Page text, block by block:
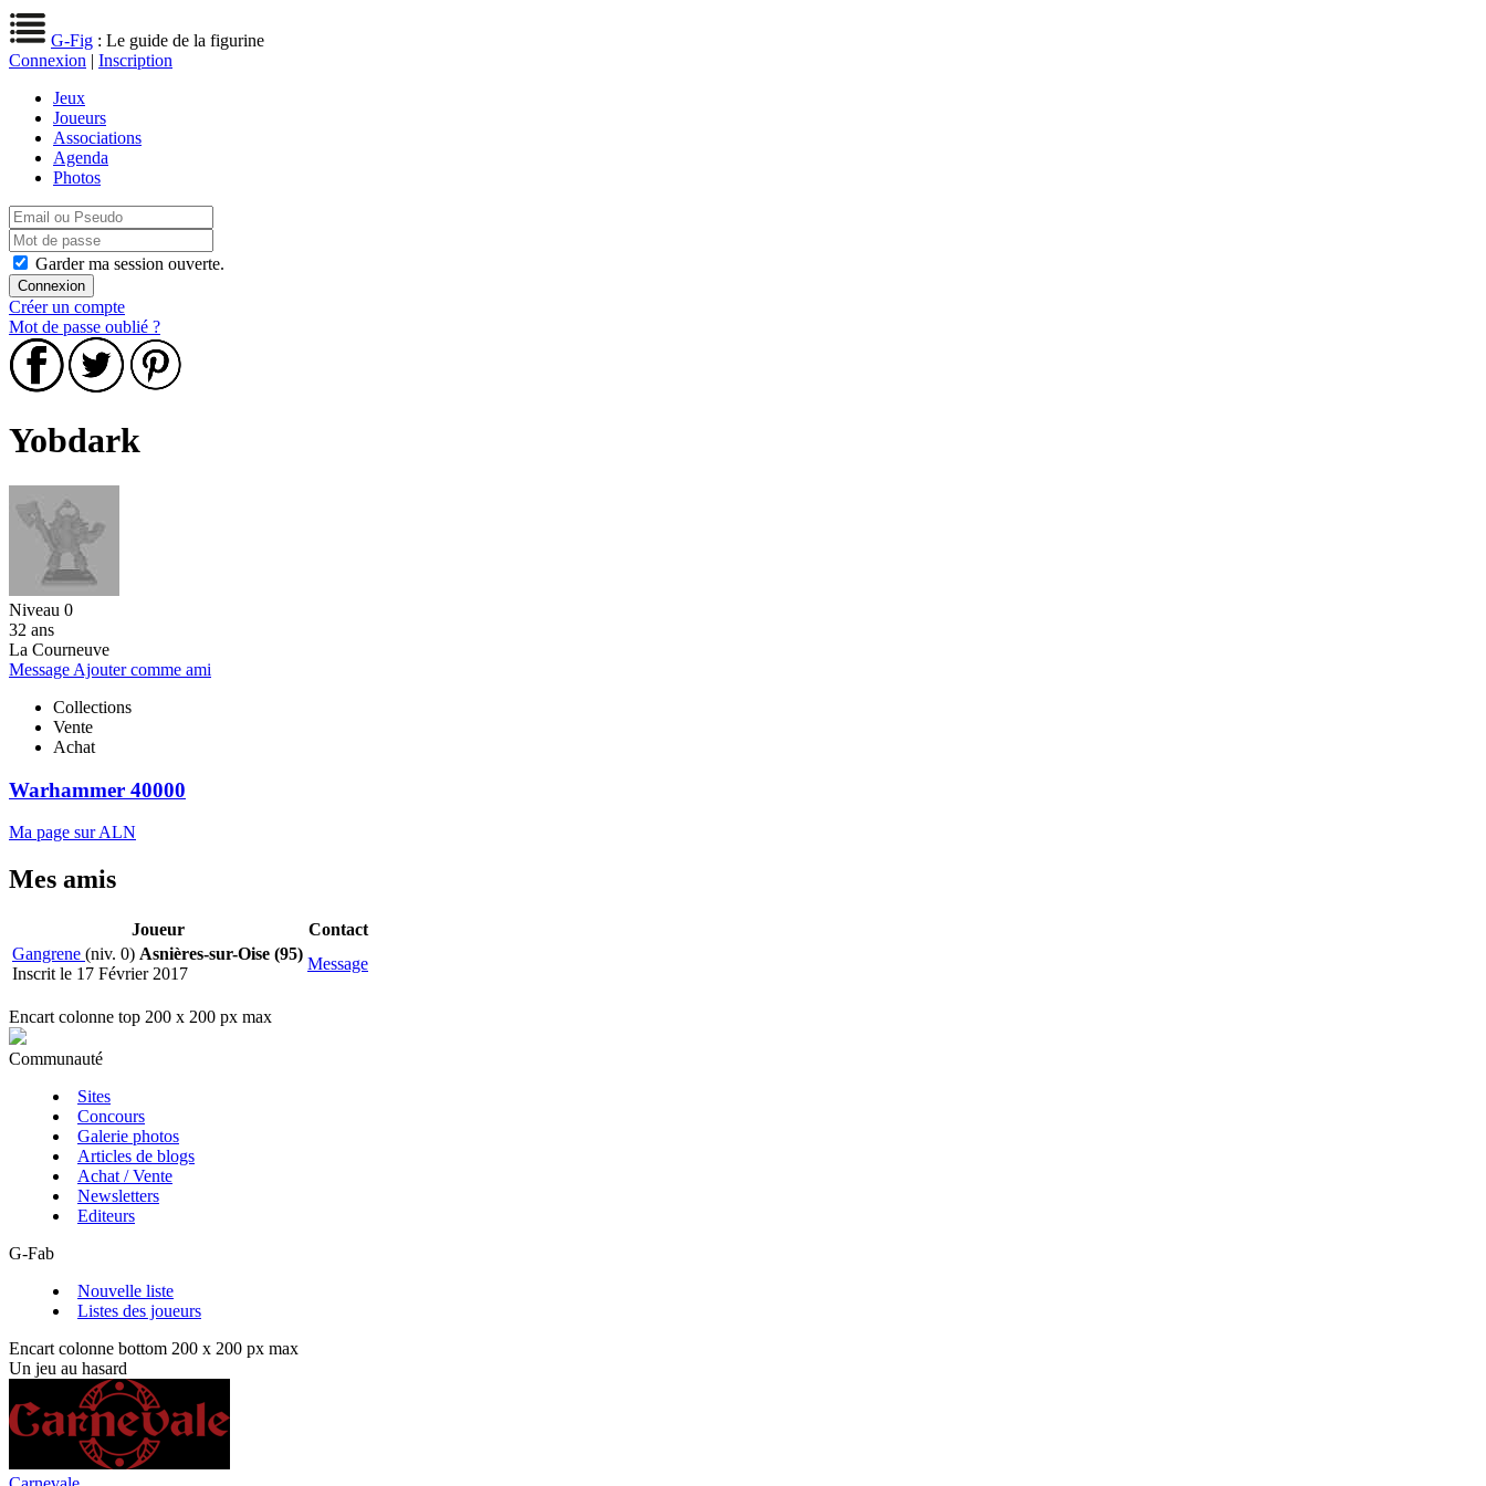
G-Fig : Le guide de la figurine
Connexion | Inscription
Jeux
Joueurs
Associations
Agenda
Photos
Garder ma session ouverte.
Créer un compte
Mot de passe oublié ?
Yobdark
Niveau 0
32 ans
La Courneuve
Message Ajouter comme ami
Collections
Vente
Achat
Warhammer 40000
Ma page sur ALN
Mes amis
Joueur
Contact
Gangrene (niv. 0) Asnières-sur-Oise (95)
Inscrit le 17 Février 2017
Message
Encart colonne top 200 x 200 px max
Communauté
Sites
Concours
Galerie photos
Articles de blogs
Achat / Vente
Newsletters
Editeurs
G-Fab
Nouvelle liste
Listes des joueurs
Encart colonne bottom 200 x 200 px max
Un jeu au hasard